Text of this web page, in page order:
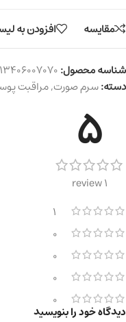
مقایسه افزودن به
شناسه محصول:
دسته:سرم صورت,مراقبت
5
1 review
1
0
0
0
0
دیدگاه خود را بنویسید